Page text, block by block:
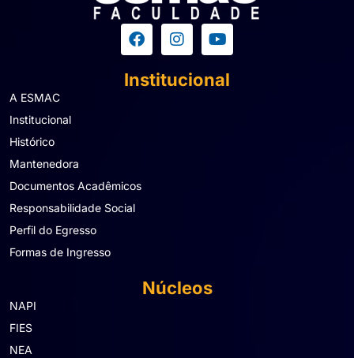
Institucional
A ESMAC
Institucional
Histórico
Mantenedora
Documentos Acadêmicos
Responsabilidade Social
Perfil do Egresso
Formas de Ingresso
Núcleos
NAPI
FIES
NEA